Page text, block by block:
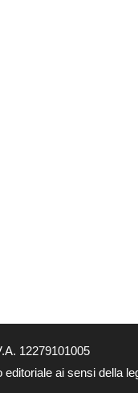
12279101005
ai sensi della